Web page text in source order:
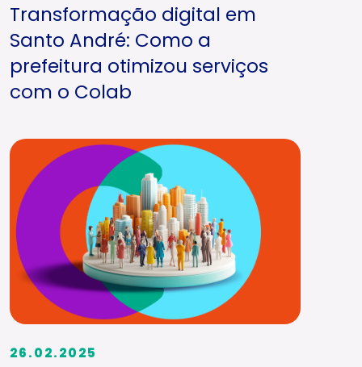
Transformação digital em
Santo André: Como a
prefeitura otimizou serviços
com o Colab
26.02.2025